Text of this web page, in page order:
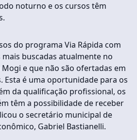
noturno e os cursos têm
do programa Via Rápida com
buscadas atualmente no
e que não são ofertadas em
Esta é uma oportunidade para os
da qualificação profissional, os
têm a possibilidade de receber
o secretário municipal de
Gabriel Bastianelli.